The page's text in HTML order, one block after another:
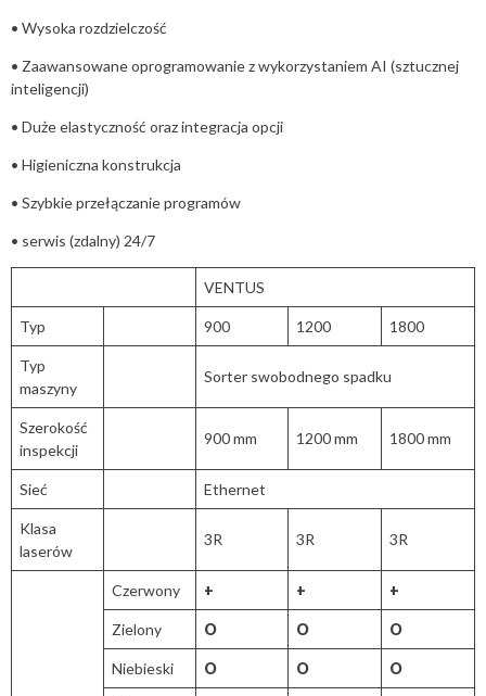
• Wysoka rozdzielczość
• Zaawansowane oprogramowanie z wykorzystaniem AI (sztucznej
inteligencji)
• Duże elastyczność oraz integracja opcji
• Higieniczna konstrukcja
• Szybkie przełączanie programów
• serwis (zdalny) 24/7
VENTUS
Typ 900 1200 1800
Typ
maszyny
Sorter swobodnego spadku
Szerokość
inspekcji
900 mm 1200 mm 1800 mm
Sieć Ethernet
Klasa
laserów
3R 3R 3R
Czerwony + + +
Zielony O O O
Niebieski O O O